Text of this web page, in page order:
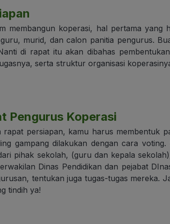
membangun koperasi, hal pertama yang
murid, dan calon panitia pengurus.
di rapat itu akan dibahas
serta struktur organisasi
Pengurus Koperasi
rapat persiapan, kamu harus membentuk
gampang dilakukan dengan cara
pihak sekolah, (guru dan kepala
Dinas Pendidikan dan pejabat
tentukan juga tugas-tugas mereka.
tindih ya!